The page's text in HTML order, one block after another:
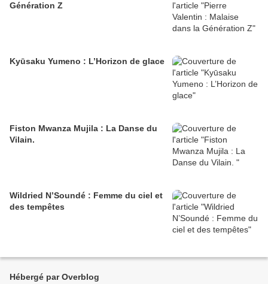
Génération Z
Kyūsaku Yumeno : L’Horizon de glace
Fiston Mwanza Mujila : La Danse du
Vilain.
Wildried N’Soundé : Femme du ciel et
des tempêtes
Hébergé par Overblog